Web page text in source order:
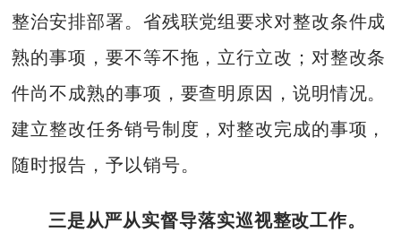
整治安排部署。省残联党组要求对整改条件成
熟的事项，要不等不拖，立行立改；对整改条
件尚不成熟的事项，要查明原因，说明情况。
建立整改任务销号制度，对整改完成的事项，
随时报告，予以销号。
三是从严从实督导落实巡视整改工作。